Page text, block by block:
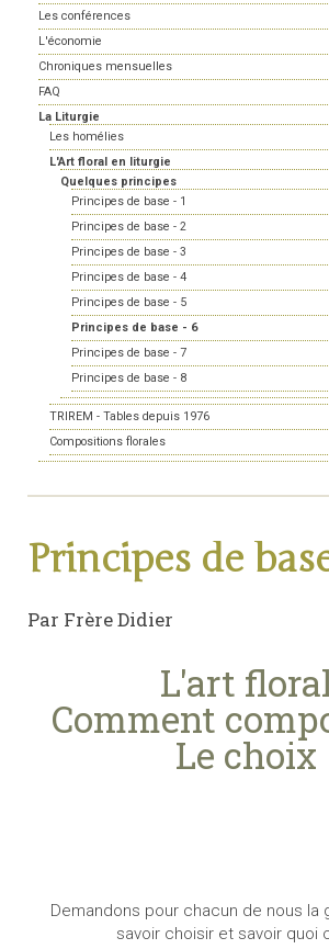
Les conférences
L'économie
Chroniques mensuelles
FAQ
La Liturgie
Les homélies
L'Art floral en liturgie
Quelques principes
Principes de base - 1
Principes de base - 2
Principes de base - 3
Principes de base - 4
Principes de base - 5
Principes de base - 6
Principes de base - 7
Principes de base - 8
TRIREM - Tables depuis 1976
Compositions florales
Principes de
Par Frère Didier
L'art
Comment
Le choix
Demandons pour chacun de nous la
savoir choisir et savoir quoi